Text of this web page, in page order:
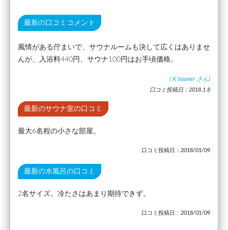
最新の口コミコメント
風情がある佇まいで、サウナルームも決して広くはありませ
んが、入浴料440円、サウナ100円はお手頃価格。
( K Sauner さん)
口コミ投稿日：2018.1.8
最新のサウナ室の口コミ
最大6名程の小さな部屋。
口コミ投稿日：2018/01/09
最新の水風呂の口コミ
2名サイズ。冷たさはあまり期待できず。
口コミ投稿日：2018/01/09